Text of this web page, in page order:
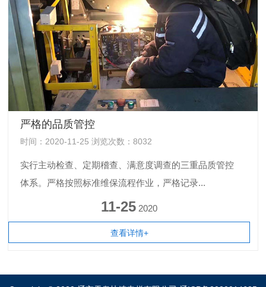
严格的品质管控
时间：2020-11-25 浏览次数：8032
实行主动检查、定期稽查、满意度调查的三重品质管控
体系。严格按照标准维保流程作业，严格记录...
11-25 2020
查看详情+